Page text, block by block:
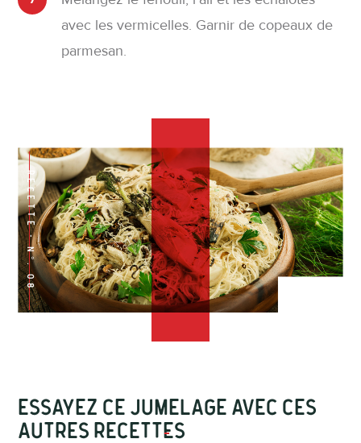
avec les vermicelles. Garnir de copeaux de
parmesan.
Recette
-
N°.
08
Essayez ce jumelage avec ces
autres recettes